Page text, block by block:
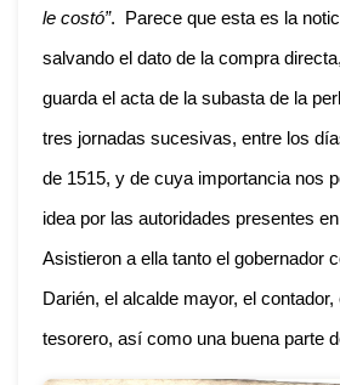
le costó”. Parece que esta es la
salvando el dato de la compra
guarda el acta de la subasta de la
tres jornadas sucesivas, entre los
de 1515, y de cuya importancia nos
idea por las autoridades presentes
Asistieron a ella tanto el gobernador
Darién, el alcalde mayor, el contador,
tesorero, así como una buena parte